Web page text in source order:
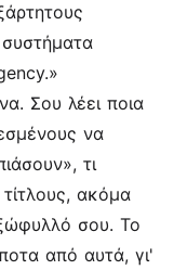
Σου λέει ποια
να
τι
ακόμα
σου. Το
από αυτά, γι'